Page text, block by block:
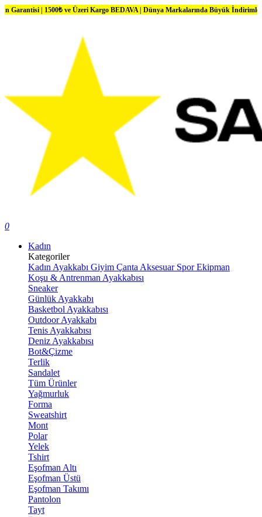
| 1500₺ ve Üzeri Kargo BEDAVA | Dünya Markalarında Büyük İndirimler
0
Kadın
Kategoriler
Kadın Ayakkabı Giyim Çanta Aksesuar Spor Ekipman
Koşu & Antrenman Ayakkabısı
Sneaker
Günlük Ayakkabı
Basketbol Ayakkabısı
Outdoor Ayakkabı
Tenis Ayakkabısı
Deniz Ayakkabısı
Bot&Çizme
Terlik
Sandalet
Tüm Ürünler
Yağmurluk
Forma
Sweatshirt
Mont
Polar
Yelek
Tshirt
Eşofman Altı
Eşofman Üstü
Eşofman Takımı
Pantolon
Tayt